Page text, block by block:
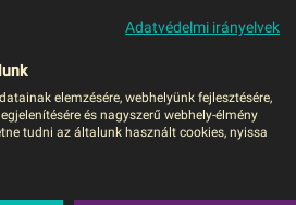
MENÜ
Adatvédelmi irányelvek
elemzésére, webhelyünk fejlesztésére,
és nagyszerű webhely-élmény
tudni az általunk használt cookies, nyissa